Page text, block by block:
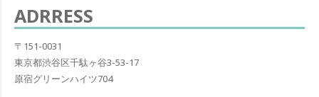
ョ
ン
ADRRESS
〒151-0031
東京都渋谷区千駄ヶ谷3-53-17
原宿グリーンハイツ704